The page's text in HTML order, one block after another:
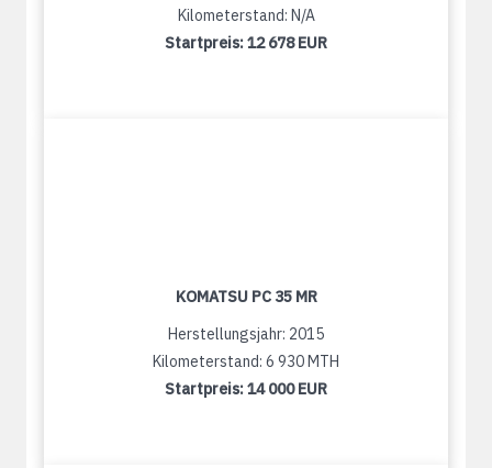
Kilometerstand: N/A
Startpreis:12 678 EUR
KOMATSU PC 35 MR
Herstellungsjahr: 2015
Kilometerstand: 6 930 MTH
Startpreis:14 000 EUR